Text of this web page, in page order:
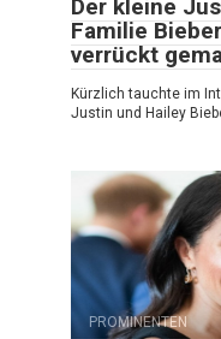
Der kleine
Familie
verrückt
Kürzlich tauchte im
Justin und Hailey
PROMINENTEN